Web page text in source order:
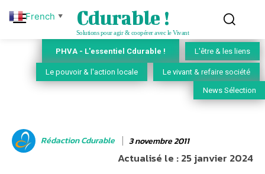
Cdurable !
Solutions pour agir & coopérer avec le Vivant
PHVA - L'essentiel Cdurable ! L'être & les liens
Le pouvoir & l'action locale Le vivant & refaire société
News Sélection
Rédaction Cdurable 3 novembre 2011
Actualisé le :25 janvier 2024
French ▼